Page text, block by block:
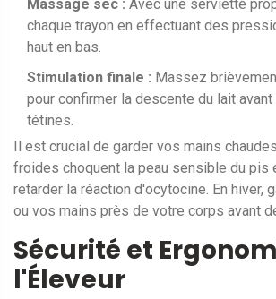
Massage sec : Avec une serviette
chaque trayon en effectuant des
haut en bas.
Stimulation finale : Massez
pour confirmer la descente du lait
tétines.
Il est crucial de garder vos mains
froides choquent la peau sensible du pis
retarder la réaction d'ocytocine. En hiver,
ou vos mains près de votre corps avant
Sécurité et
l'Éleveur